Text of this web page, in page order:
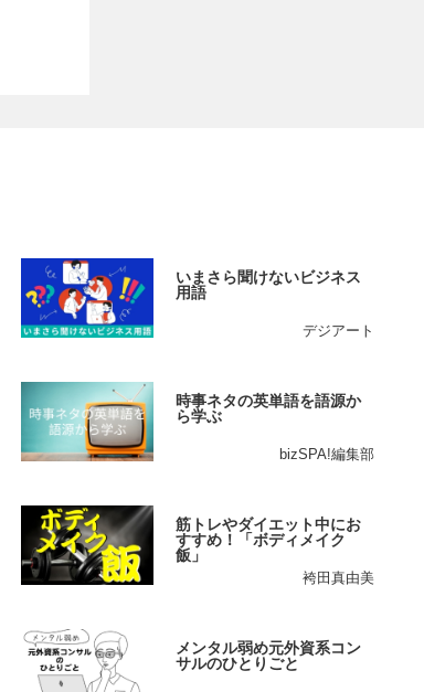
いまさら聞けないビジネス
用語
デジアート
時事ネタの英単語を語源か
ら学ぶ
bizSPA!編集部
筋トレやダイエット中にお
すすめ！「ボディメイク
飯」
袴田真由美
メンタル弱め元外資系コン
サルのひとりごと